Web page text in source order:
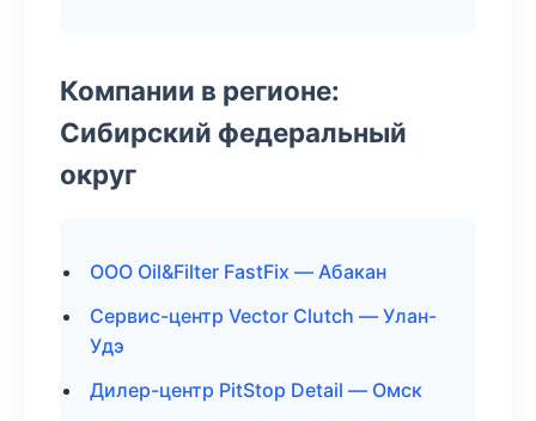
Компании в регионе:
Сибирский федеральный
округ
ООО Oil&Filter FastFix — Абакан
Сервис-центр Vector Clutch — Улан-
Удэ
Дилер-центр PitStop Detail — Омск